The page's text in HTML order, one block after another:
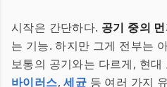
시작은 간단하다. 공기 중의
는 기능. 하지만 그게 전부는
보통의 공기와는 다르게, 현대
바이러스,세균 등 여러 가지